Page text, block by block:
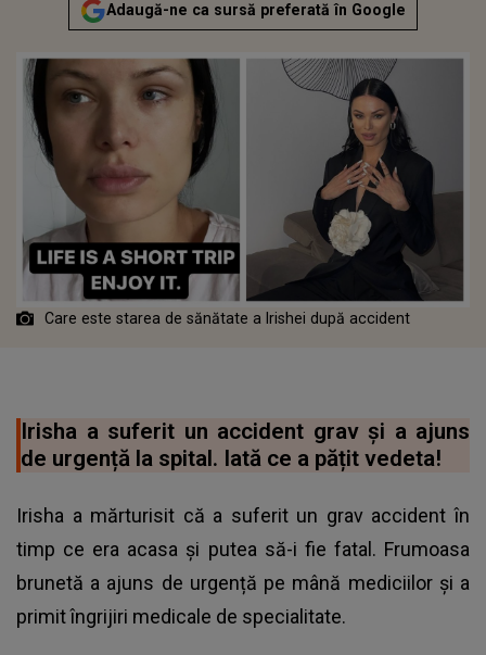
Adaugă-ne ca sursă preferată în Google
Care este starea de sănătate a Irishei după accident
Irisha a suferit un accident grav și a ajuns
de urgență la spital. Iată ce a pățit vedeta!
Irisha a mărturisit că a suferit un grav accident în
timp ce era acasa și putea să-i fie fatal. Frumoasa
brunetă a ajuns de urgență pe mână mediciilor și a
primit îngrijiri medicale de specialitate.